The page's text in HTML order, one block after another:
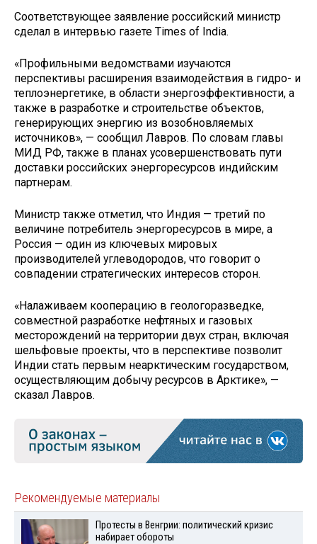
Соответствующее заявление российский министр
сделал в интервью газете Times of India.
«Профильными ведомствами изучаются
перспективы расширения взаимодействия в гидро- и
теплоэнергетике, в области энергоэффективности, а
также в разработке и строительстве объектов,
генерирующих энергию из возобновляемых
источников», — сообщил Лавров. По словам главы
МИД РФ, также в планах усовершенствовать пути
доставки российских энергоресурсов индийским
партнерам.
Министр также отметил, что Индия — третий по
величине потребитель энергоресурсов в мире, а
Россия — один из ключевых мировых
производителей углеводородов, что говорит о
совпадении стратегических интересов сторон.
«Налаживаем кооперацию в геологоразведке,
совместной разработке нефтяных и газовых
месторождений на территории двух стран, включая
шельфовые проекты, что в перспективе позволит
Индии стать первым неарктическим государством,
осуществляющим добычу ресурсов в Арктике», —
сказал Лавров.
Рекомендуемые материалы
Протесты в Венгрии: политический кризис
набирает обороты